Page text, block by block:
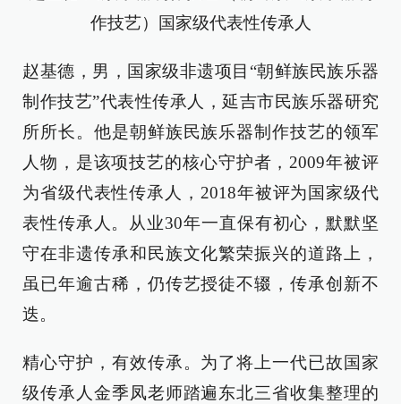
作技艺）国家级代表性传承人
赵基德，男，国家级非遗项目“朝鲜族民族乐器
制作技艺”代表性传承人，延吉市民族乐器研究
所所长。他是朝鲜族民族乐器制作技艺的领军
人物，是该项技艺的核心守护者，2009年被评
为省级代表性传承人，2018年被评为国家级代
表性传承人。从业30年一直保有初心，默默坚
守在非遗传承和民族文化繁荣振兴的道路上，
虽已年逾古稀，仍传艺授徒不辍，传承创新不
迭。
精心守护，有效传承。为了将上一代已故国家
级传承人金季凤老师踏遍东北三省收集整理的